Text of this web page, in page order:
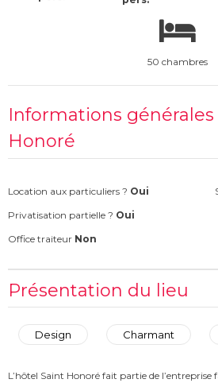
50 chambres
Informations
Honoré
Location aux particuliers ? Oui
Privatisation partielle ? Oui
Office traiteur Non
Présentation du lieu
Design Charmant
L’hôtel Saint Honoré fait partie de